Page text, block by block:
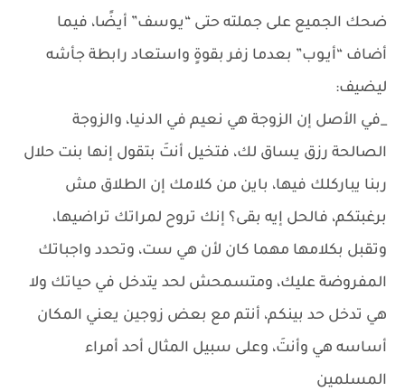
ضحك الجميع على جملته حتى “يـوسف” أيضًا، فيما
أضاف “أيـوب” بعدما زفر بقوةٍ واستعاد رابطة جأشه
ليضيف:
_في الأصل إن الزوجة هي نعيم في الدنيا، والزوجة
الصالحة رزق يساق لك، فتخيل أنتَ بتقول إنها بنت حلال
ربنا يباركلك فيها، باين من كلامك إن الطلاق مش
برغبتكم، فالحل إيه بقى؟ إنك تروح لمراتك تراضيها،
وتقبل بكلامها مهما كان لأن هي ست، وتحدد واجباتك
المفروضة عليك، ومتسمحش لحد يتدخل في حياتك ولا
هي تدخل حد بينكم، أنتم مع بعض زوجين يعني المكان
أساسه هي وأنتَ، وعلى سبيل المثال أحد أمراء
المسلمين